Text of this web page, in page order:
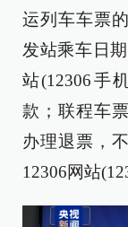
运列车车票
发站乘车日
站(12306手
款；联程车
办理退票，
12306网站